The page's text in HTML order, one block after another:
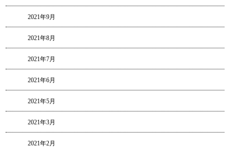
2021年9月
2021年8月
2021年7月
2021年6月
2021年5月
2021年3月
2021年2月